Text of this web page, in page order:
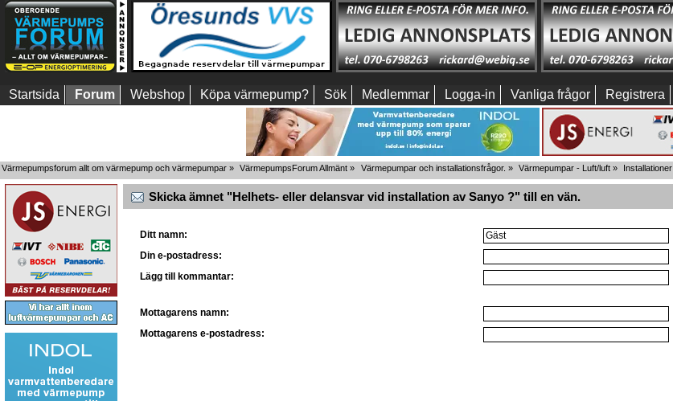
Startsida Forum Webshop Köpa värmepump? Sök Medlemmar Logga-in Vanliga frågor Registrera
Värmepumpsforum allt om värmepump och värmepumpar » VärmepumpsForum Allmänt » Värmepumpar och installationsfrågor. » Värmepumpar - Luft/luft» Installationer
Skicka ämnet "Helhets- eller delansvar vid installation av Sanyo ?" till en vän.
Ditt namn:
Din e-postadress:
Lägg till kommantar:
Mottagarens namn:
Mottagarens e-postadress: